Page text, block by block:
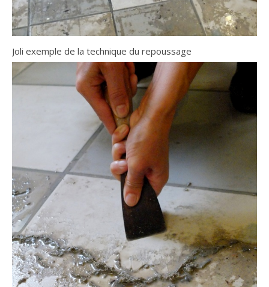
Joli exemple de la technique du repoussage